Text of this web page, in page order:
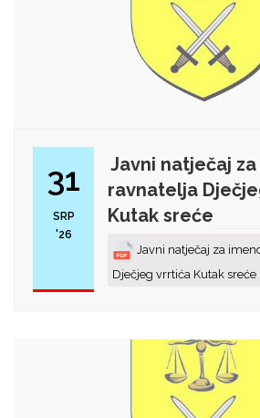
31
SRP
'26
Javni natječaj
ravnatelja
Kutak sreće
Javni natječaj za
Dječjeg vrrtića Kutak sreće